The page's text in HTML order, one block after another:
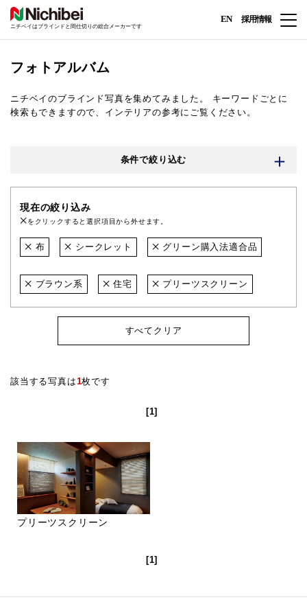
ニチベイはブラインドと間仕切りの総合メーカーです
EN 採用情報
フォトアルバム
ニチベイのブラインド写真を集めてみました。
キーワードごとに
検索もできますので、インテリアの参考にご覧ください。
条件で絞り込む
現在の絞り込み
をクリックすると選択項目から外せます。
布 シークレット グリーン購入法適合品
ブラウン系 住宅 プリーツスクリーン
すべてクリア
該当する写真は1枚です
[1]
プリーツスクリーン
[1]